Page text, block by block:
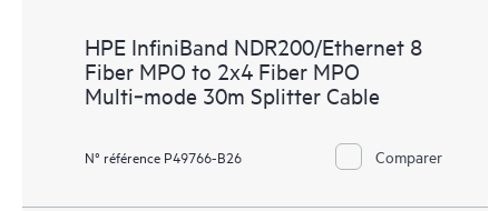
HPE InfiniBand NDR200/Ethernet 8
Fiber MPO to 2x4 Fiber MPO
Multi‑mode 30m Splitter Cable
N° référence P49766-B26 Comparer